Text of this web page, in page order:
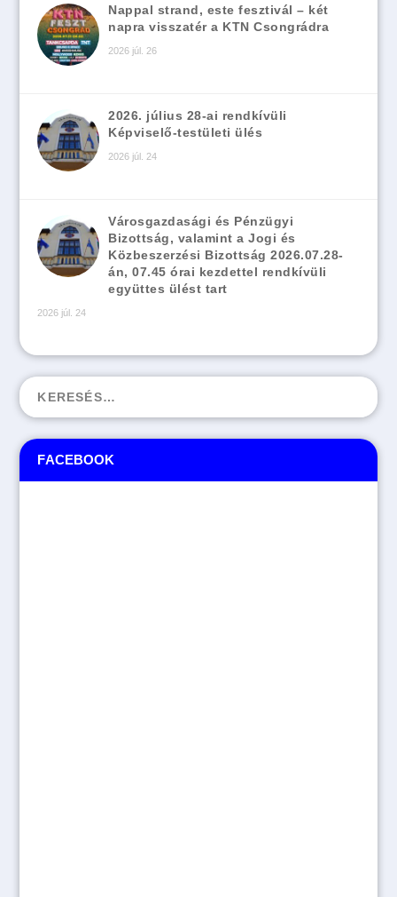
FACEBOOK
Nappal strand, este fesztivál – két
napra visszatér a KTN Csongrádra
2026 júl. 26
2026. július 28-ai rendkívüli
Képviselő-testületi ülés
2026 júl. 24
Városgazdasági és Pénzügyi
Bizottság, valamint a Jogi és
Közbeszerzési Bizottság 2026.07.28-
án, 07.45 órai kezdettel rendkívüli
együttes ülést tart
2026 júl. 24